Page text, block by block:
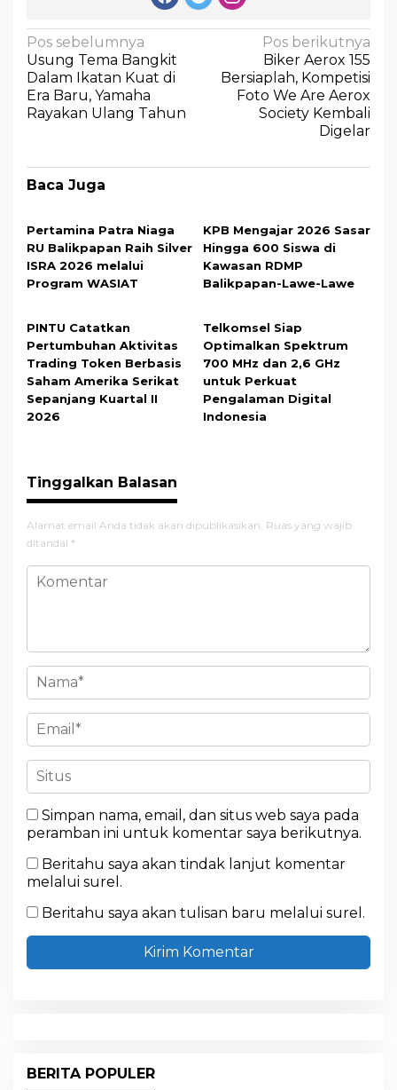
Pos sebelumnya
Usung Tema Bangkit
Dalam Ikatan Kuat di
Era Baru, Yamaha
Rayakan Ulang Tahun
Pos berikutnya
Biker Aerox 155
Bersiaplah, Kompetisi
Foto We Are Aerox
Society Kembali
Digelar
Baca Juga
Pertamina Patra Niaga
RU Balikpapan Raih Silver
ISRA 2026 melalui
Program WASIAT
KPB Mengajar 2026 Sasar
Hingga 600 Siswa di
Kawasan RDMP
Balikpapan-Lawe-Lawe
PINTU Catatkan
Pertumbuhan Aktivitas
Trading Token Berbasis
Saham Amerika Serikat
Sepanjang Kuartal II
2026
Telkomsel Siap
Optimalkan Spektrum
700 MHz dan 2,6 GHz
untuk Perkuat
Pengalaman Digital
Indonesia
Tinggalkan Balasan
Alamat email Anda tidak akan dipublikasikan. Ruas yang wajib
ditandai *
Simpan nama, email, dan situs web saya pada
peramban ini untuk komentar saya berikutnya.
Beritahu saya akan tindak lanjut komentar
melalui surel.
Beritahu saya akan tulisan baru melalui surel.
BERITA POPULER